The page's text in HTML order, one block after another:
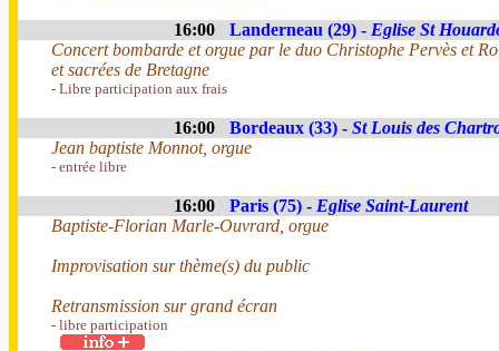
16:00 Landerneau (29) - Eglise St
Concert bombarde et orgue par le duo Christophe Pervès et
et sacrées de Bretagne
- Libre participation aux frais
16:00 Bordeaux (33) - St Louis des
Jean baptiste Monnot, orgue
- entrée libre
16:00 Paris (75) - Eglise Saint-Laurent
Baptiste-Florian Marle-Ouvrard, orgue
Improvisation sur thème(s) du public
Retransmission sur grand écran
- libre participation